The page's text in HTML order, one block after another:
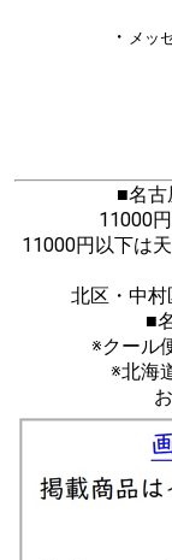
・ メッ
■名古
11000
11000円以下は
北区・中
■
※クール
※北海